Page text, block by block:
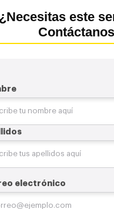
¿Necesitas este
Contáctanos
electrónico